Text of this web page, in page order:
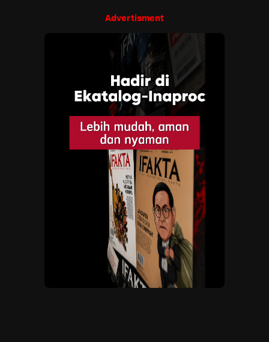
Advertisment